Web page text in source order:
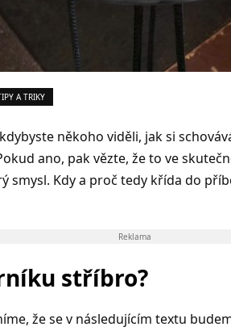
A TRIKY
někoho viděli, jak si
ano, pak vězte, že to ve
smysl. Kdy a proč tedy křída do
Reklama
stříbro?
že se v následujícím textu